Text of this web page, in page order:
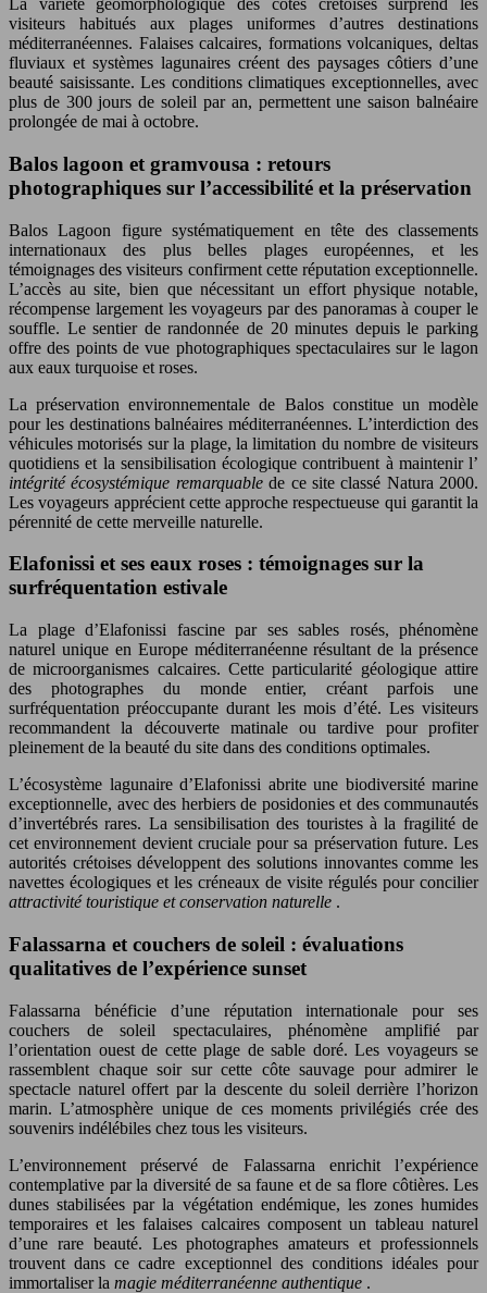
La variété géomorphologique des côtes crétoises surprend les
visiteurs habitués aux plages uniformes d’autres destinations
méditerranéennes. Falaises calcaires, formations volcaniques, deltas
fluviaux et systèmes lagunaires créent des paysages côtiers d’une
beauté saisissante. Les conditions climatiques exceptionnelles, avec
plus de 300 jours de soleil par an, permettent une saison balnéaire
prolongée de mai à octobre.
Balos lagoon et gramvousa : retours
photographiques sur l’accessibilité et la préservation
Balos Lagoon figure systématiquement en tête des classements
internationaux des plus belles plages européennes, et les
témoignages des visiteurs confirment cette réputation exceptionnelle.
L’accès au site, bien que nécessitant un effort physique notable,
récompense largement les voyageurs par des panoramas à couper le
souffle. Le sentier de randonnée de 20 minutes depuis le parking
offre des points de vue photographiques spectaculaires sur le lagon
aux eaux turquoise et roses.
La préservation environnementale de Balos constitue un modèle
pour les destinations balnéaires méditerranéennes. L’interdiction des
véhicules motorisés sur la plage, la limitation du nombre de visiteurs
quotidiens et la sensibilisation écologique contribuent à maintenir l’
intégrité écosystémique remarquablede ce site classé Natura 2000.
Les voyageurs apprécient cette approche respectueuse qui garantit la
pérennité de cette merveille naturelle.
Elafonissi et ses eaux roses : témoignages sur la
surfréquentation estivale
La plage d’Elafonissi fascine par ses sables rosés, phénomène
naturel unique en Europe méditerranéenne résultant de la présence
de microorganismes calcaires. Cette particularité géologique attire
des photographes du monde entier, créant parfois une
surfréquentation préoccupante durant les mois d’été. Les visiteurs
recommandent la découverte matinale ou tardive pour profiter
pleinement de la beauté du site dans des conditions optimales.
L’écosystème lagunaire d’Elafonissi abrite une biodiversité marine
exceptionnelle, avec des herbiers de posidonies et des communautés
d’invertébrés rares. La sensibilisation des touristes à la fragilité de
cet environnement devient cruciale pour sa préservation future. Les
autorités crétoises développent des solutions innovantes comme les
navettes écologiques et les créneaux de visite régulés pour concilier
attractivité touristique et conservation naturelle .
Falassarna et couchers de soleil : évaluations
qualitatives de l’expérience sunset
Falassarna bénéficie d’une réputation internationale pour ses
couchers de soleil spectaculaires, phénomène amplifié par
l’orientation ouest de cette plage de sable doré. Les voyageurs se
rassemblent chaque soir sur cette côte sauvage pour admirer le
spectacle naturel offert par la descente du soleil derrière l’horizon
marin. L’atmosphère unique de ces moments privilégiés crée des
souvenirs indélébiles chez tous les visiteurs.
L’environnement préservé de Falassarna enrichit l’expérience
contemplative par la diversité de sa faune et de sa flore côtières. Les
dunes stabilisées par la végétation endémique, les zones humides
temporaires et les falaises calcaires composent un tableau naturel
d’une rare beauté. Les photographes amateurs et professionnels
trouvent dans ce cadre exceptionnel des conditions idéales pour
immortaliser la magie méditerranéenne authentique .